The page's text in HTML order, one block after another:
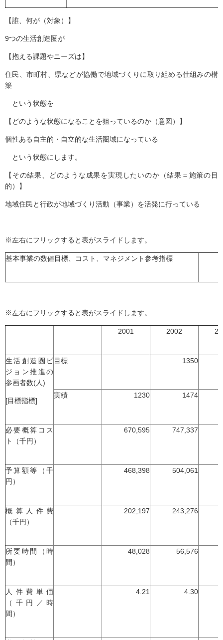
【誰、何が（対象）】
9つの生活創造圏が
【抱える課題やニーズは】
住民、市町村、県などが協働で地域づくりに取り組める仕組みの構
築
という状態を
【どのような状態になることを狙っているのか（意図）】
個性ある自主的・自立的な生活圏域になっている
という状態にします。
【その結果、どのような成果を実現したいのか（結果＝施策の目
的）】
地域住民と行政が地域づくり活動（事業）を活発に行っている
※左右にフリックすると表がスライドします。
基本事業の数値目標、コスト、マネジメント参考指標
※左右にフリックすると表がスライドします。
2001 2002
生活創造圏ビ
ジョン推進の
参画者数(人)
[目標指標]
目標 1350
実績 1230 1474
必要概算コス
ト（千円）
670,595 747,337
予算額等（千
円）
468,398 504,061
概算人件費
（千円）
202,197 243,276
所要時間（時
間）
48,028 56,576
人件費単価
（千円／時
間）
4.21 4.30